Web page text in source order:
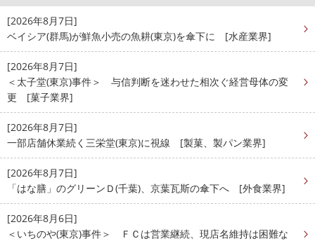
[2026年8月7日]
ベイシア(群馬)が鮮魚小売の魚耕(東京)を傘下に [水産業界]
[2026年8月7日]
＜太子堂(東京)事件＞ 与信判断を迷わせた相次ぐ経営母体の変
更 [菓子業界]
[2026年8月7日]
一部店舗休業続く三栄堂(東京)に視線 [製菓、製パン業界]
[2026年8月7日]
「はな膳」のグリーンＤ(千葉)、京葉瓦斯の傘下へ [外食業界]
[2026年8月6日]
＜いちのや(東京)事件＞ ＦＣは営業継続、現店名維持は困難な